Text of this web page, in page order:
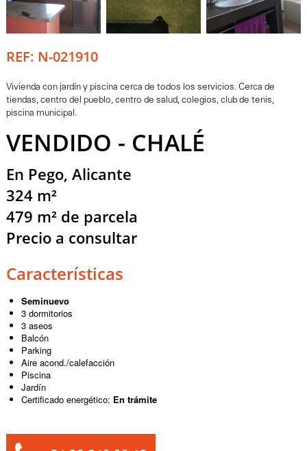
REF: N-021910
Vivienda con jardín y piscina cerca de todos los servicios. Cerca de
tiendas, centro del pueblo, centro de salud, colegios, club de tenis,
piscina municipal.
VENDIDO - CHALÉ
En Pego, Alicante
324 m²
479 m² de parcela
Precio a consultar
Características
Seminuevo
3 dormitorios
3 aseos
Balcón
Parking
Aire acond./calefacción
Piscina
Jardín
Certificado energético: En trámite